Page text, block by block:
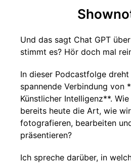
Und das sagt Chat GPT
stimmt es? Hör doch mal
In dieser Podcastfolge
spannende Verbindung von
Künstlicher Intelligenz**.
bereits heute die Art, wie
fotografieren, bearbeiten
präsentieren?
Ich spreche darüber, in